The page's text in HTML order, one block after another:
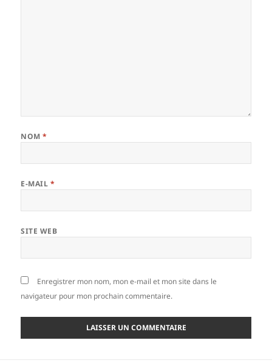
NOM*
E-MAIL *
SITE WEB
Enregistrer mon nom, mon e-mail et mon site dans le
navigateur pour mon prochain commentaire.